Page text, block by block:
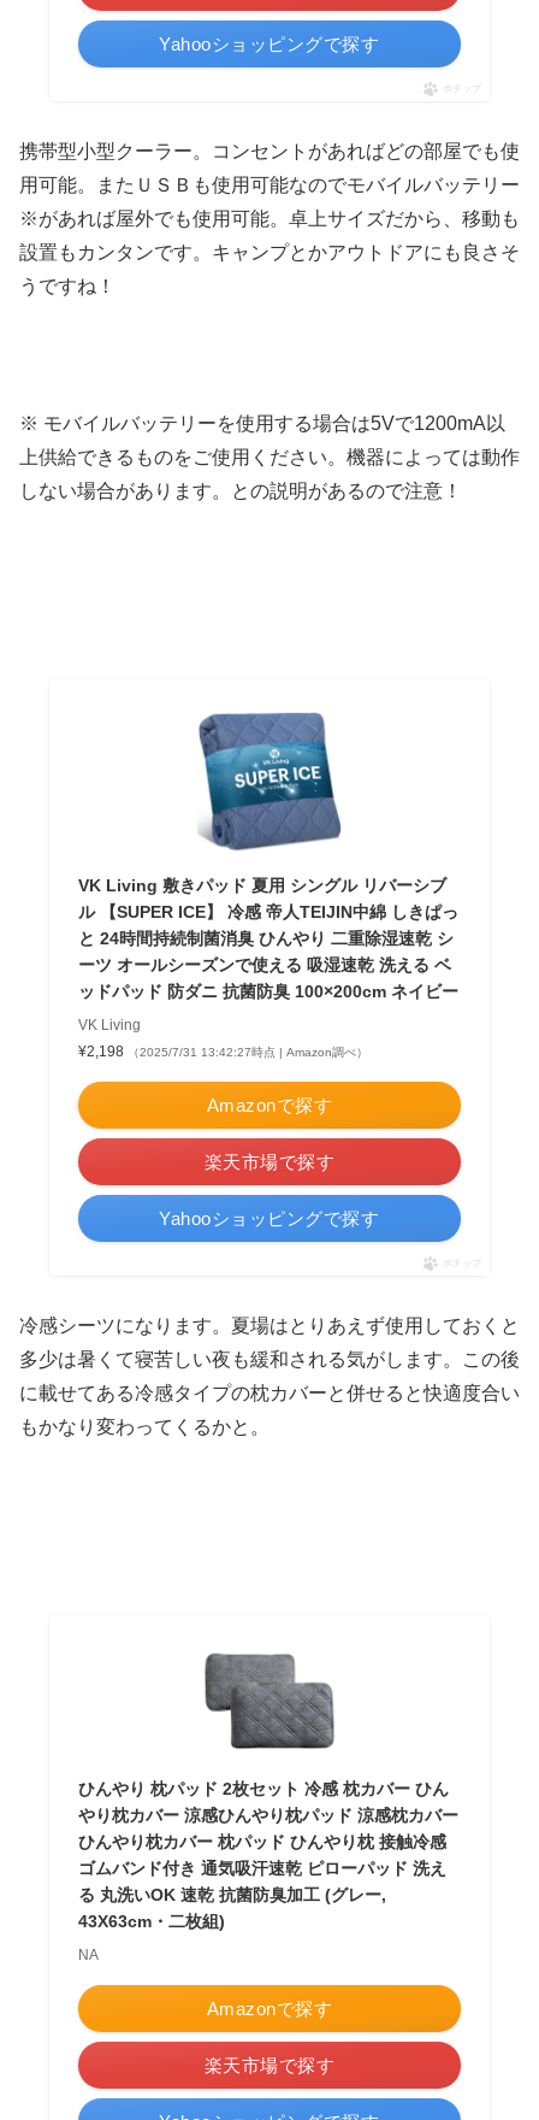
Yahooショッピングで探す
ポチップ
携帯型小型クーラー。コンセントがあればどの部屋でも使
用可能。またＵＳＢも使用可能なのでモバイルバッテリー
※があれば屋外でも使用可能。卓上サイズだから、移動も
設置もカンタンです。キャンプとかアウトドアにも良さそ
うですね！
※ モバイルバッテリーを使用する場合は5Vで1200mA以
上供給できるものをご使用ください。機器によっては動作
しない場合があります。との説明があるので注意！
VK Living 敷きパッド 夏用 シングル リバーシブ
ル 【SUPER ICE】 冷感 帝人TEIJIN中綿 しきぱっ
と 24時間持続制菌消臭 ひんやり 二重除湿速乾 シ
ーツ オールシーズンで使える 吸湿速乾 洗える ベ
ッドパッド 防ダニ 抗菌防臭 100×200cm ネイビー
VK Living
¥2,198
（2025/7/31 13:42:27時点 | Amazon調べ）
Amazonで探す
楽天市場で探す
Yahooショッピングで探す
ポチップ
冷感シーツになります。夏場はとりあえず使用しておくと
多少は暑くて寝苦しい夜も緩和される気がします。この後
に載せてある冷感タイプの枕カバーと併せると快適度合い
もかなり変わってくるかと。
ひんやり 枕パッド 2枚セット 冷感 枕カバー ひん
やり枕カバー 涼感ひんやり枕パッド 涼感枕カバー
ひんやり枕カバー 枕パッド ひんやり枕 接触冷感
ゴムバンド付き 通気吸汗速乾 ピローパッド 洗え
る 丸洗いOK 速乾 抗菌防臭加工 (グレー,
43X63cm・二枚組)
NA
Amazonで探す
楽天市場で探す